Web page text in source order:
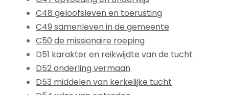
C48 geloofsleven en toerusting
C49 samenleven in de gemeente
C50 de missionaire roeping
D51 karakter en reikwijdte van de tucht
D52 onderling vermaan
D53 middelen van kerkelijke tucht